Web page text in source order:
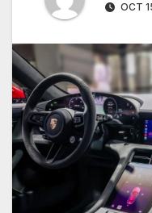
OCT